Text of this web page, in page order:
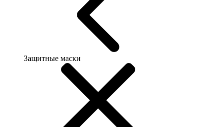
Защитные маски